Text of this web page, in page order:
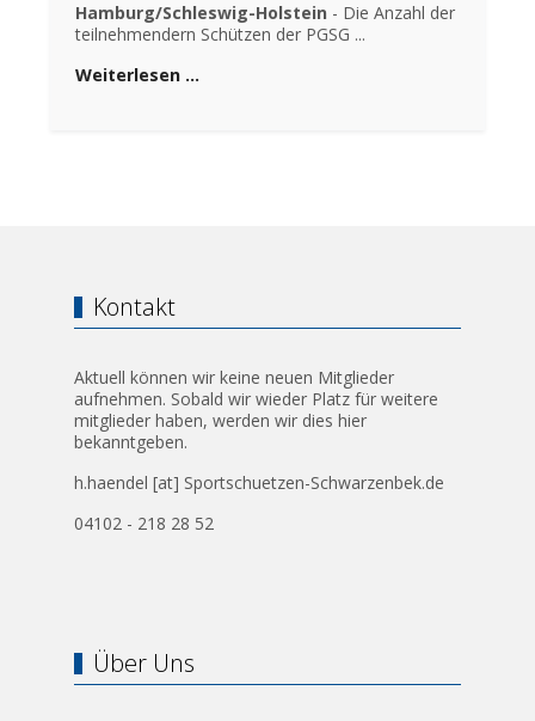
Hamburg/Schleswig-Holstein - Die Anzahl der
teilnehmendern Schützen der PGSG ...
Weiterlesen …
Kontakt
Aktuell können wir keine neuen Mitglieder
aufnehmen. Sobald wir wieder Platz für weitere
mitglieder haben, werden wir dies hier
bekanntgeben.
h.haendel [at] Sportschuetzen-Schwarzenbek.de
04102 - 218 28 52
Über Uns